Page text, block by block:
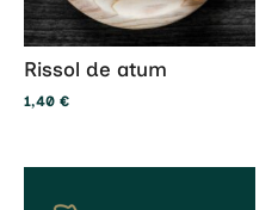
Rissol de atum
1,40 €